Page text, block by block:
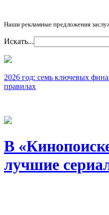
Наши рекламные предложения
Искать...
2026 год: семь ключевых
правилах
В
лучшие